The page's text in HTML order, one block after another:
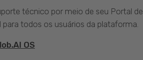
técnico por meio de seu Portal de
todos os usuários da plataforma.
OS